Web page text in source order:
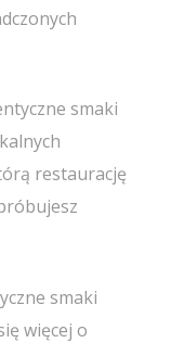
smaki
restaurację
smaki
więcej o